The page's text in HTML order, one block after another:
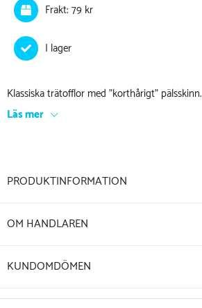
Frakt: 79 kr
Klassiska trätofflor med "korthårigt" pälsskinn.
Läs mer
PRODUKTINFORMATION
OM HANDLAREN
KUNDOMDÖMEN